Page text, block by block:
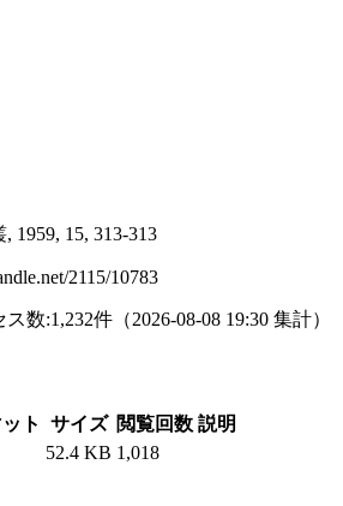
1959, 15, 313-313
2115/10783
ス数:1,232件 （2026-08-08 19:30 集計）
ト サイズ 閲覧回数 説明
52.4 KB 1,018